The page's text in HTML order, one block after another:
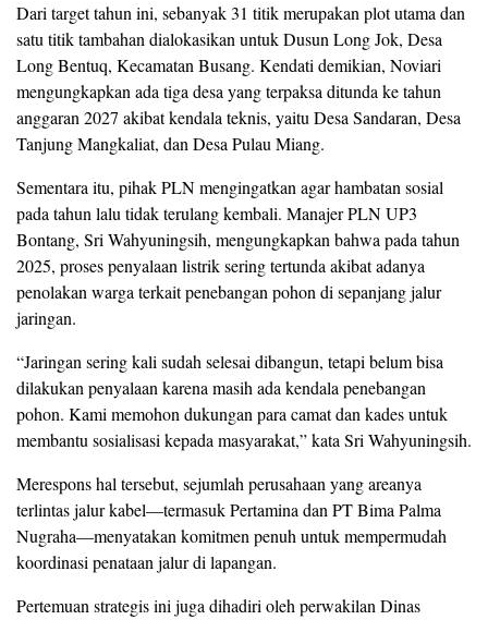
Dari target tahun ini, sebanyak 31 titik merupakan plot utama dan
satu titik tambahan dialokasikan untuk Dusun Long Jok, Desa
Long Bentuq, Kecamatan Busang. Kendati demikian, Noviari
mengungkapkan ada tiga desa yang terpaksa ditunda ke tahun
anggaran 2027 akibat kendala teknis, yaitu Desa Sandaran, Desa
Tanjung Mangkaliat, dan Desa Pulau Miang.
Sementara itu, pihak PLN mengingatkan agar hambatan sosial
pada tahun lalu tidak terulang kembali. Manajer PLN UP3
Bontang, Sri Wahyuningsih, mengungkapkan bahwa pada tahun
2025, proses penyalaan listrik sering tertunda akibat adanya
penolakan warga terkait penebangan pohon di sepanjang jalur
jaringan.
“Jaringan sering kali sudah selesai dibangun, tetapi belum bisa
dilakukan penyalaan karena masih ada kendala penebangan
pohon. Kami memohon dukungan para camat dan kades untuk
membantu sosialisasi kepada masyarakat,” kata Sri Wahyuningsih.
Merespons hal tersebut, sejumlah perusahaan yang areanya
terlintas jalur kabel—termasuk Pertamina dan PT Bima Palma
Nugraha—menyatakan komitmen penuh untuk mempermudah
koordinasi penataan jalur di lapangan.
Pertemuan strategis ini juga dihadiri oleh perwakilan Dinas